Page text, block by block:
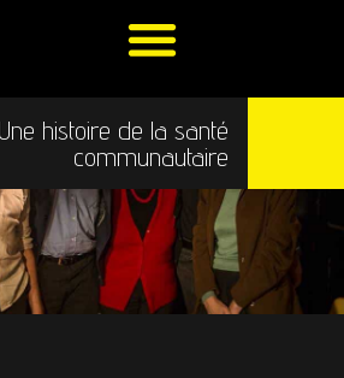
histoire de la santé
communautaire